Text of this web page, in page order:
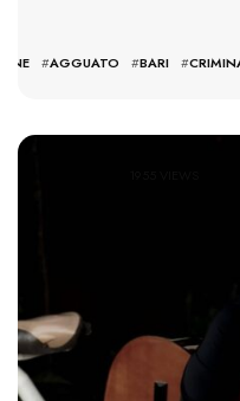
#AGGUATO #BARI #